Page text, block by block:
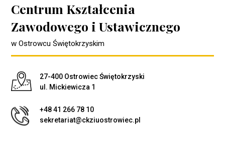
Centrum Kształcenia
Zawodowego i Ustawicznego
w Ostrowcu Świętokrzyskim
Adres pocztowy:
27-400 Ostrowiec Świętokrzyski
ul. Mickiewicza 1
+48 41 266 78 10
sekretariat@ckziuostrowiec.pl